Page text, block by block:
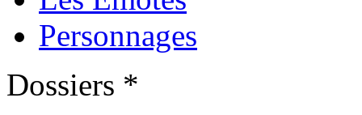
Personnages
Dossiers *